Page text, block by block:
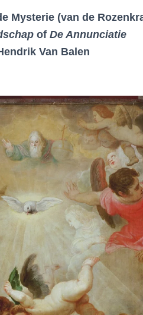
Mysterie (van de
of De Annunciatie
Van Balen